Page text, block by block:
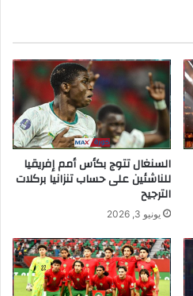
السنغال تتوج بكأس أمم إفريقيا
للناشئين على حساب تنزانيا بركلات
الترجيح
يونيو 3, 2026